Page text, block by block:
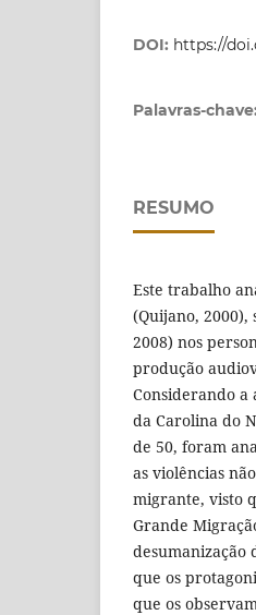
DOI: https://
Palavras-chave:
RESUMO
Este trabalho
(Quijano, 2000),
2008) nos
produção
Considerando a
da Carolina do
de 50, foram
as violências
migrante, visto
Grande
desumanização
que os
que os